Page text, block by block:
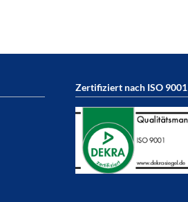
Zertifiziert nach ISO 9001